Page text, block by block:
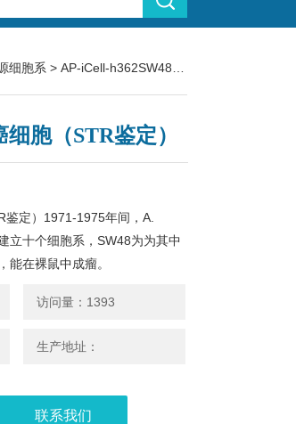
细胞系 > AP-iCell-h362SW48人结肠腺癌细胞（STR鉴定）
胞（STR鉴定）
定）1971-1975年间，A.
立十个细胞系，SW48为为其中
能在裸鼠中成瘤。
访问量：1393
生产地址：
联系我们